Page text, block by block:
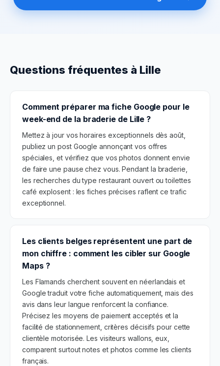
Questions fréquentes à Lille
Comment préparer ma fiche Google pour le
week-end de la braderie de Lille ?
Mettez à jour vos horaires exceptionnels dès août,
publiez un post Google annonçant vos offres
spéciales, et vérifiez que vos photos donnent envie
de faire une pause chez vous. Pendant la braderie,
les recherches du type restaurant ouvert ou toilettes
café explosent : les fiches précises raflent ce trafic
exceptionnel.
Les clients belges représentent une part de
mon chiffre : comment les cibler sur Google
Maps ?
Les Flamands cherchent souvent en néerlandais et
Google traduit votre fiche automatiquement, mais des
avis dans leur langue renforcent la confiance.
Précisez les moyens de paiement acceptés et la
facilité de stationnement, critères décisifs pour cette
clientèle motorisée. Les visiteurs wallons, eux,
comparent surtout notes et photos comme les clients
français.